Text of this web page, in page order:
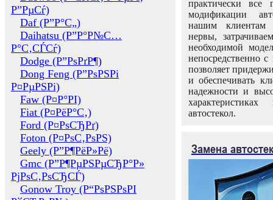
Р”РµСѓ)
Daf (Р”Р°С„)
Daihatsu (Р”Р°Р№С…
Р°С‚СЃСѓ)
Dodge (Р”РѕРґР¶)
Dong Feng (Р”РѕРЅРі
Р¤РµРЅРі)
Faw (Р¤Р°РІ)
Fiat (Р¤РёР°С‚)
Ford (Р¤РѕСЂРґ)
Foton (Р¤РѕС‚РѕРЅ)
Geely (Р”Р¶РёР»Рё)
Gmc (Р”Р¶РµРЅРµСЂР°Р»
РјРѕС‚РѕСЂСЃ)
Gonow Troy (Р“РѕРЅРѕРІ
практически все
модификации
нашим клиентам
нервы,
необходимой
непосредственно
позволяет
и обеспечивать
надежности и
автостекол.
Замена